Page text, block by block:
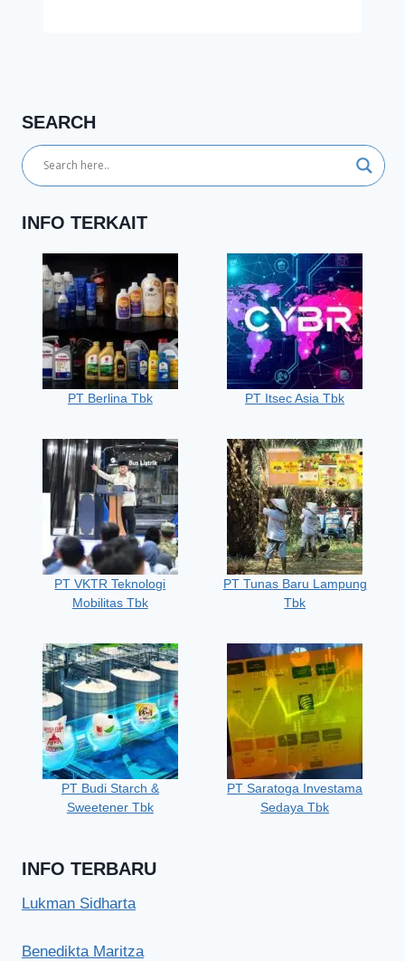
SEARCH
INFO TERKAIT
PT Berlina Tbk PT Itsec Asia Tbk
PT VKTR Teknologi
Mobilitas Tbk
PT Tunas Baru Lampung
Tbk
PT Budi Starch &
Sweetener Tbk
PT Saratoga Investama
Sedaya Tbk
INFO TERBARU
Lukman Sidharta
Benedikta Maritza